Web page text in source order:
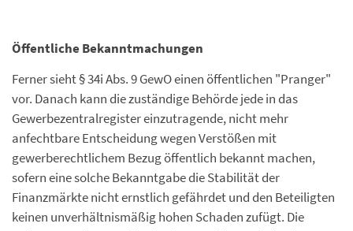
Öffentliche Bekanntmachungen
Ferner sieht § 34i Abs. 9 GewO einen öffentlichen "Pranger"
vor. Danach kann die zuständige Behörde jede in das
Gewerbezentralregister einzutragende, nicht mehr
anfechtbare Entscheidung wegen Verstößen mit
gewerberechtlichem Bezug öffentlich bekannt machen,
sofern eine solche Bekanntgabe die Stabilität der
Finanzmärkte nicht ernstlich gefährdet und den Beteiligten
keinen unverhältnismäßig hohen Schaden zufügt. Die